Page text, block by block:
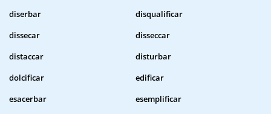
diserbar
disqualificar
dissecar
disseccar
distaccar
disturbar
dolcificar
edificar
esacerbar
esemplificar